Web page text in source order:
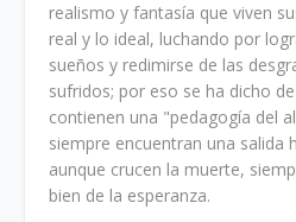
realismo y fantasía que viven
real y lo ideal, luchando por
sueños y redimirse de las
sufridos; por eso se ha dicho
contienen una "pedagogía del
siempre encuentran una salida
aunque crucen la muerte,
bien de la esperanza.